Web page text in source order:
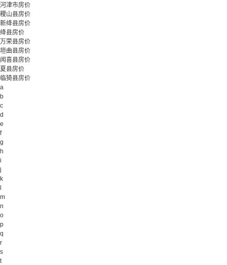
河津市房价
稷山县房价
新绛县房价
绛县房价
万荣县房价
垣曲县房价
闻喜县房价
夏县房价
临猗县房价
a
b
c
d
e
f
g
h
i
j
k
m
n
o
p
q
r
s
t